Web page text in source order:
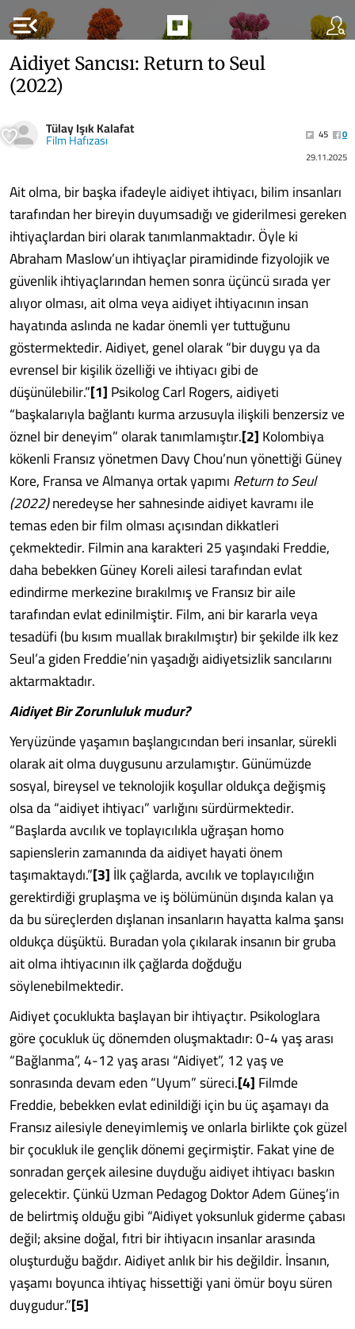
menu_open
Aidiyet Sancısı: Return to Seul
(2022)
Tülay Işık Kalafat
Film Hafızası 45
0
29.11.2025
Ait olma, bir başka ifadeyle aidiyet ihtiyacı, bilim insanları
tarafından her bireyin duyumsadığı ve giderilmesi gereken
ihtiyaçlardan biri olarak tanımlanmaktadır. Öyle ki
Abraham Maslow’un ihtiyaçlar piramidinde fizyolojik ve
güvenlik ihtiyaçlarından hemen sonra üçüncü sırada yer
alıyor olması, ait olma veya aidiyet ihtiyacının insan
hayatında aslında ne kadar önemli yer tuttuğunu
göstermektedir. Aidiyet, genel olarak “bir duygu ya da
evrensel bir kişilik özelliği ve ihtiyacı gibi de
düşünülebilir.”[1]Psikolog Carl Rogers, aidiyeti
“başkalarıyla bağlantı kurma arzusuyla ilişkili benzersiz ve
öznel bir deneyim” olarak tanımlamıştır.[2]Kolombiya
kökenli Fransız yönetmen Davy Chou’nun yönettiği Güney
Kore, Fransa ve Almanya ortak yapımıReturn to Seul
(2022)neredeyse her sahnesinde aidiyet kavramı ile
temas eden bir film olması açısından dikkatleri
çekmektedir. Filmin ana karakteri 25 yaşındaki Freddie,
daha bebekken Güney Koreli ailesi tarafından evlat
edindirme merkezine bırakılmış ve Fransız bir aile
tarafından evlat edinilmiştir. Film, ani bir kararla veya
tesadüfi (bu kısım muallak bırakılmıştır) bir şekilde ilk kez
Seul’a giden Freddie’nin yaşadığı aidiyetsizlik sancılarını
aktarmaktadır.
Aidiyet Bir Zorunluluk mudur?
Yeryüzünde yaşamın başlangıcından beri insanlar, sürekli
olarak ait olma duygusunu arzulamıştır. Günümüzde
sosyal, bireysel ve teknolojik koşullar oldukça değişmiş
olsa da “aidiyet ihtiyacı” varlığını sürdürmektedir.
“Başlarda avcılık ve toplayıcılıkla uğraşan homo
sapienslerin zamanında da aidiyet hayati önem
taşımaktaydı.”[3]İlk çağlarda, avcılık ve toplayıcılığın
gerektirdiği gruplaşma ve iş bölümünün dışında kalan ya
da bu süreçlerden dışlanan insanların hayatta kalma şansı
oldukça düşüktü. Buradan yola çıkılarak insanın bir gruba
ait olma ihtiyacının ilk çağlarda doğduğu
söylenebilmektedir.
Aidiyet çocuklukta başlayan bir ihtiyaçtır. Psikologlara
göre çocukluk üç dönemden oluşmaktadır: 0-4 yaş arası
“Bağlanma”, 4-12 yaş arası “Aidiyet”, 12 yaş ve
sonrasında devam eden “Uyum” süreci.[4]Filmde
Freddie, bebekken evlat edinildiği için bu üç aşamayı da
Fransız ailesiyle deneyimlemiş ve onlarla birlikte çok güzel
bir çocukluk ile gençlik dönemi geçirmiştir. Fakat yine de
sonradan gerçek ailesine duyduğu aidiyet ihtiyacı baskın
gelecektir. Çünkü Uzman Pedagog Doktor Adem Güneş’in
de belirtmiş olduğu gibi “Aidiyet yoksunluk giderme çabası
değil; aksine doğal, fıtri bir ihtiyacın insanlar arasında
oluşturduğu bağdır. Aidiyet anlık bir his değildir. İnsanın,
yaşamı boyunca ihtiyaç hissettiği yani ömür boyu süren
duygudur.”[5]